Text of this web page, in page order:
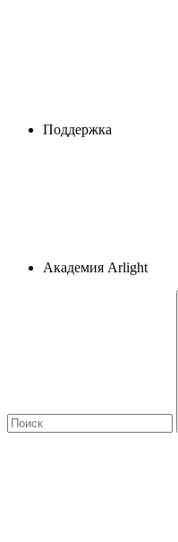
Поддержка
Академия Arlight